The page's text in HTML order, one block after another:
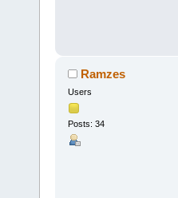
Ramzes
Users
Posts: 34